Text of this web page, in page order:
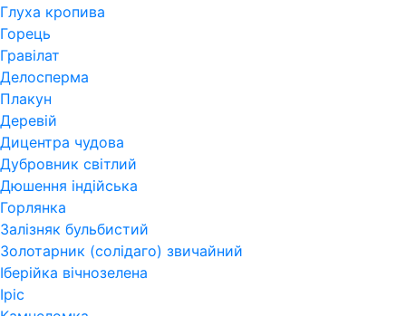
Глуха кропива
Горець
Гравілат
Делосперма
Плакун
Деревій
Дицентра чудова
Дубровник світлий
Дюшення індійська
Горлянка
Залізняк бульбистий
Золотарник (солідаго) звичайний
Іберійка вічнозелена
Іріс